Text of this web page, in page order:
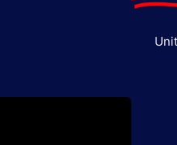
Unit